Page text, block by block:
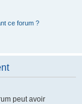
ce forum ?
peut avoir